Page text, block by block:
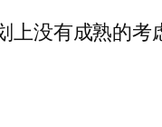
没有成熟的